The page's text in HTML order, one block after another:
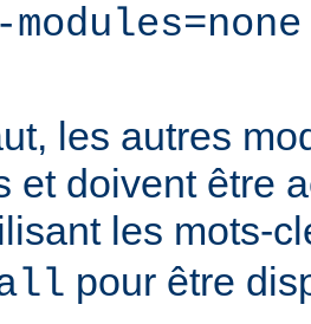
les autres
et doivent être
les mots-
pour être